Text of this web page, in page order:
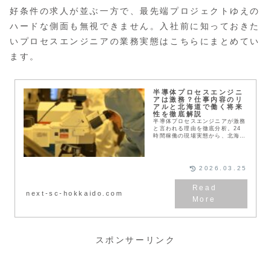
好条件の求人が並ぶ一方で、最先端プロジェクトゆえの
ハードな側面も無視できません。入社前に知っておきた
いプロセスエンジニアの業務実態はこちらにまとめてい
ます。
半導体プロセスエンジニ
アは激務？仕事内容のリ
アルと北海道で働く将来
性を徹底解説
半導体プロセスエンジニアが激務
と言われる理由を徹底分析。24
時間稼働の現場実態から、北海道
えで紹介し、高年収や将来性とい
ったメリットも網羅。不安を解消
し、納得のいくキャリア選択をサ
ポートします。
next-sc-hokkaido.com
2026.03.25
スポンサーリンク